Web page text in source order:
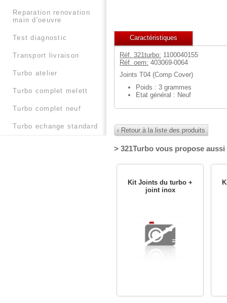
Caractéristiques
Réf. 321turbo: 1100040155
Réf. oem: 403069-0064
Joints T04 (Comp Cover)
Poids : 3 grammes
Etat général : Neuf
‹ Retour à la liste des produits
> 321Turbo vous propose aussi
Kit Joints du turbo +
joint inox
reparation renovation
main d'oeuvre
test diagnostic
transport livraison
turbo atelier
turbo complet melett
turbo complet neuf
turbo echange standard